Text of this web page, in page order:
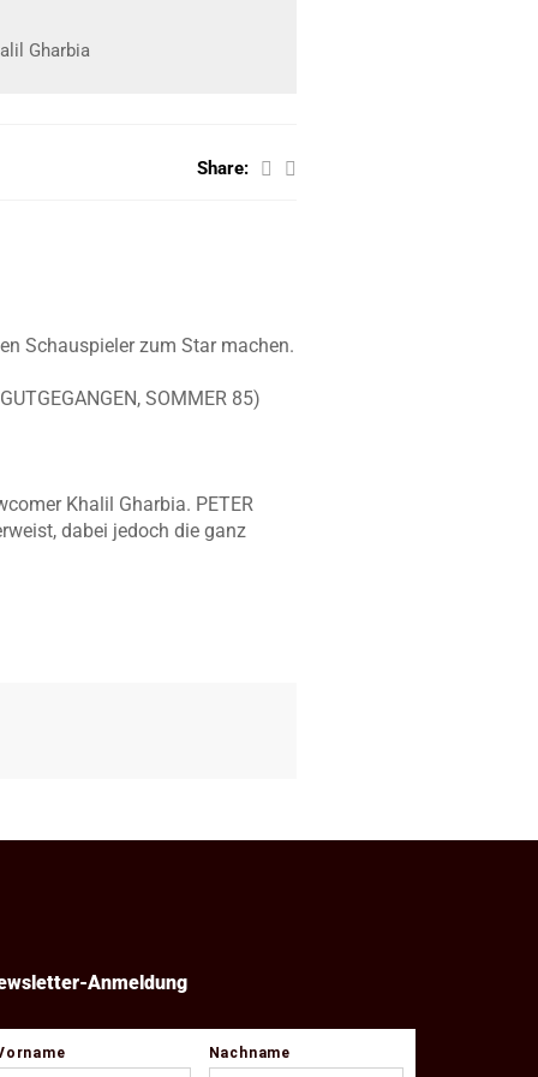
Gharbia
Share:
Schauspieler zum Star machen.
SOMMER 85)
Khalil Gharbia. PETER
dabei jedoch die ganz
Anmeldung